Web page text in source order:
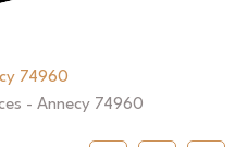
74960
- Annecy 74960